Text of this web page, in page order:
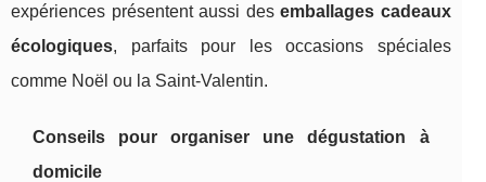
expériences présentent aussi desemballages cadeaux
écologiques, parfaits pour les occasions spéciales
comme Noël ou la Saint-Valentin.
Conseils pour organiser une dégustation à
domicile